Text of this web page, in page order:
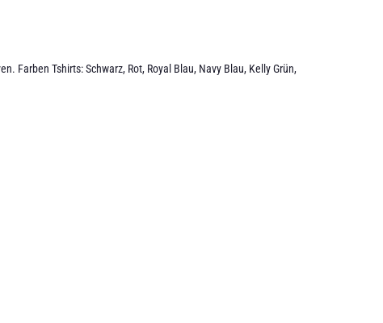
Farben Tshirts: Schwarz, Rot, Royal Blau, Navy Blau, Kelly Grün,